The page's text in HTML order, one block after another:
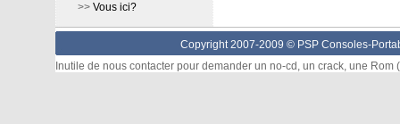
>> Vous ici?
Copyright 2007-2009 © PSP Consoles-
Inutile de nous contacter pour demander un no-cd, un crack, une